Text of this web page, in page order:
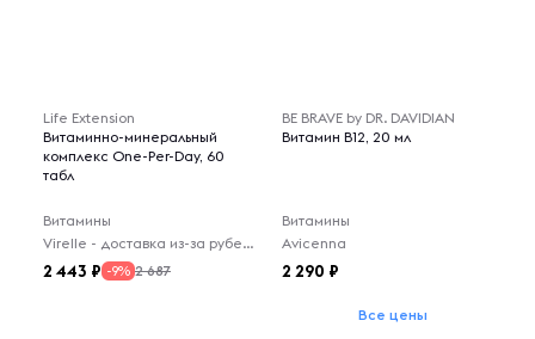
Life Extension
Витаминно-минеральный
комплекс One-Per-Day, 60
табл
Витамины
Virelle - доставка из-за рубежа
2 443 -9% 2 687
BE BRAVE by DR. DAVIDIAN
Витамин B12, 20 мл
Витамины
Avicenna
2 290
Все цены